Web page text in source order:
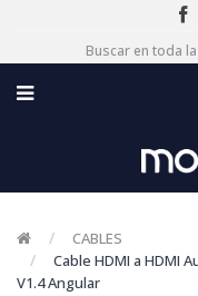
CABLES
Cable HDMI a HDMI
V1.4 Angular